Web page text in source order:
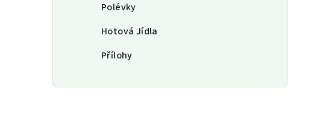
Polévky
Hotová Jídla
Přílohy